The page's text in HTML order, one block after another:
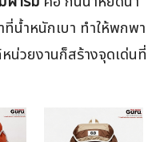
น้ำหนักเบา ทำให้พกพา
น่วยงานก็สร้างจุดเด่นที่